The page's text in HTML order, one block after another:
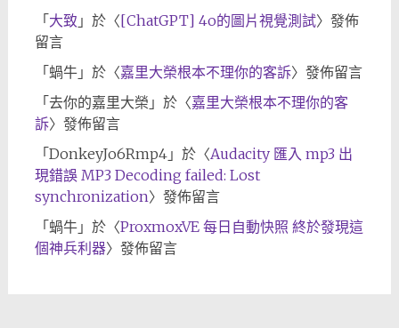
「大致 」於〈[ChatGPT] 4o的圖片視覺測試〉發佈
留言
「蝸牛」於〈嘉里大榮根本不理你的客訴〉發佈留言
「去你的嘉里大榮 」於〈嘉里大榮根本不理你的客
訴〉發佈留言
「DonkeyJo6Rmp4」於〈Audacity 匯入 mp3 出
現錯誤 MP3 Decoding failed: Lost
synchronization〉發佈留言
「蝸牛」於〈ProxmoxVE 每日自動快照 終於發現這
個神兵利器〉發佈留言